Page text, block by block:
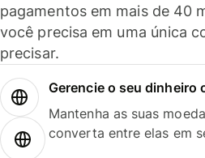
pagamentos em mais de 40
você precisa em uma única
precisar.
Gerencie o seu dinheiro
Mantenha as suas
converta entre elas em